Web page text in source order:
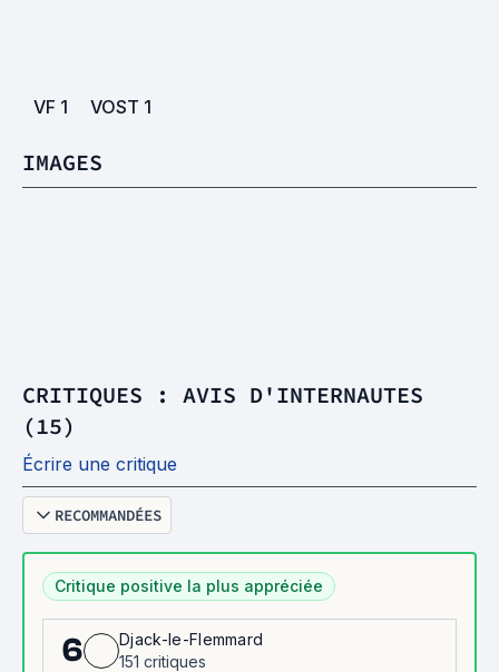
VF 1 VOST 1
IMAGES
CRITIQUES : AVIS D'INTERNAUTES
(15)
Écrire une critique
RECOMMANDÉES
Critique positive la plus appréciée
6
Djack-le-Flemmard
151 critiques